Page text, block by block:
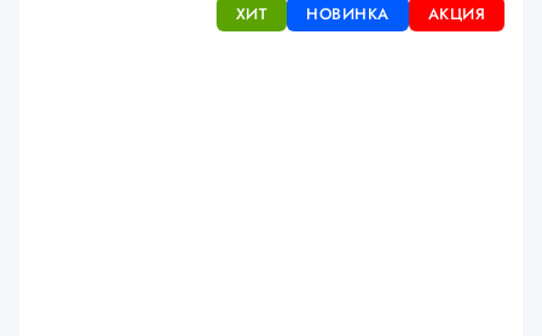
АКЦИЯ
НОВИНКА
ХИТ